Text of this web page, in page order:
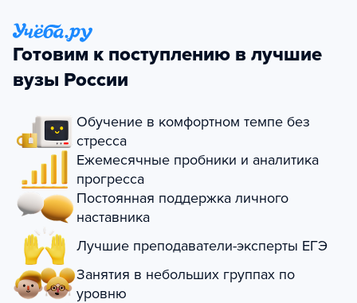
Готовим к поступлению в лучшие
вузы России
Обучение в комфортном темпе без
стресса
Ежемесячные пробники и аналитика
прогресса
Постоянная поддержка личного
наставника
Лучшие преподаватели-эксперты ЕГЭ
Занятия в небольших группах по
уровню